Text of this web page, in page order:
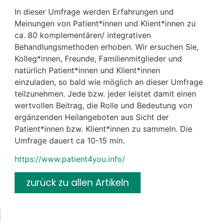
In dieser Umfrage werden Erfahrungen und
Meinungen von Patient*innen und Klient*innen zu
ca. 80 komplementären/ integrativen
Behandlungsmethoden erhoben. Wir ersuchen Sie,
Kolleg*innen, Freunde, Familienmitglieder und
natürlich Patient*innen und Klient*innen
einzuladen, so bald wie möglich an dieser Umfrage
teilzunehmen. Jede bzw. jeder leistet damit einen
wertvollen Beitrag, die Rolle und Bedeutung von
ergänzenden Heilangeboten aus Sicht der
Patient*innen bzw. Klient*innen zu sammeln. Die
Umfrage dauert ca 10-15 min.
https://www.patient4you.info/
zurück zu allen Artikeln